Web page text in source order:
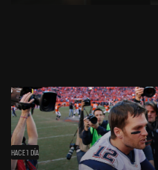
HACE 1 DÍA